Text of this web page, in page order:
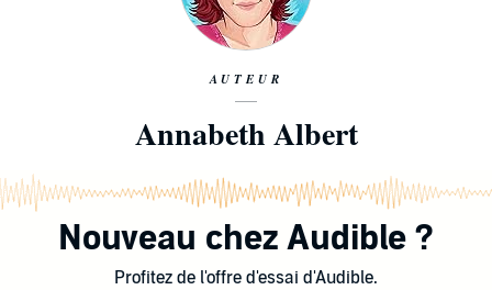
AUTEUR
Annabeth Albert
Nouveau chez Audible ?
Profitez de l'offre d'essai d'Audible.